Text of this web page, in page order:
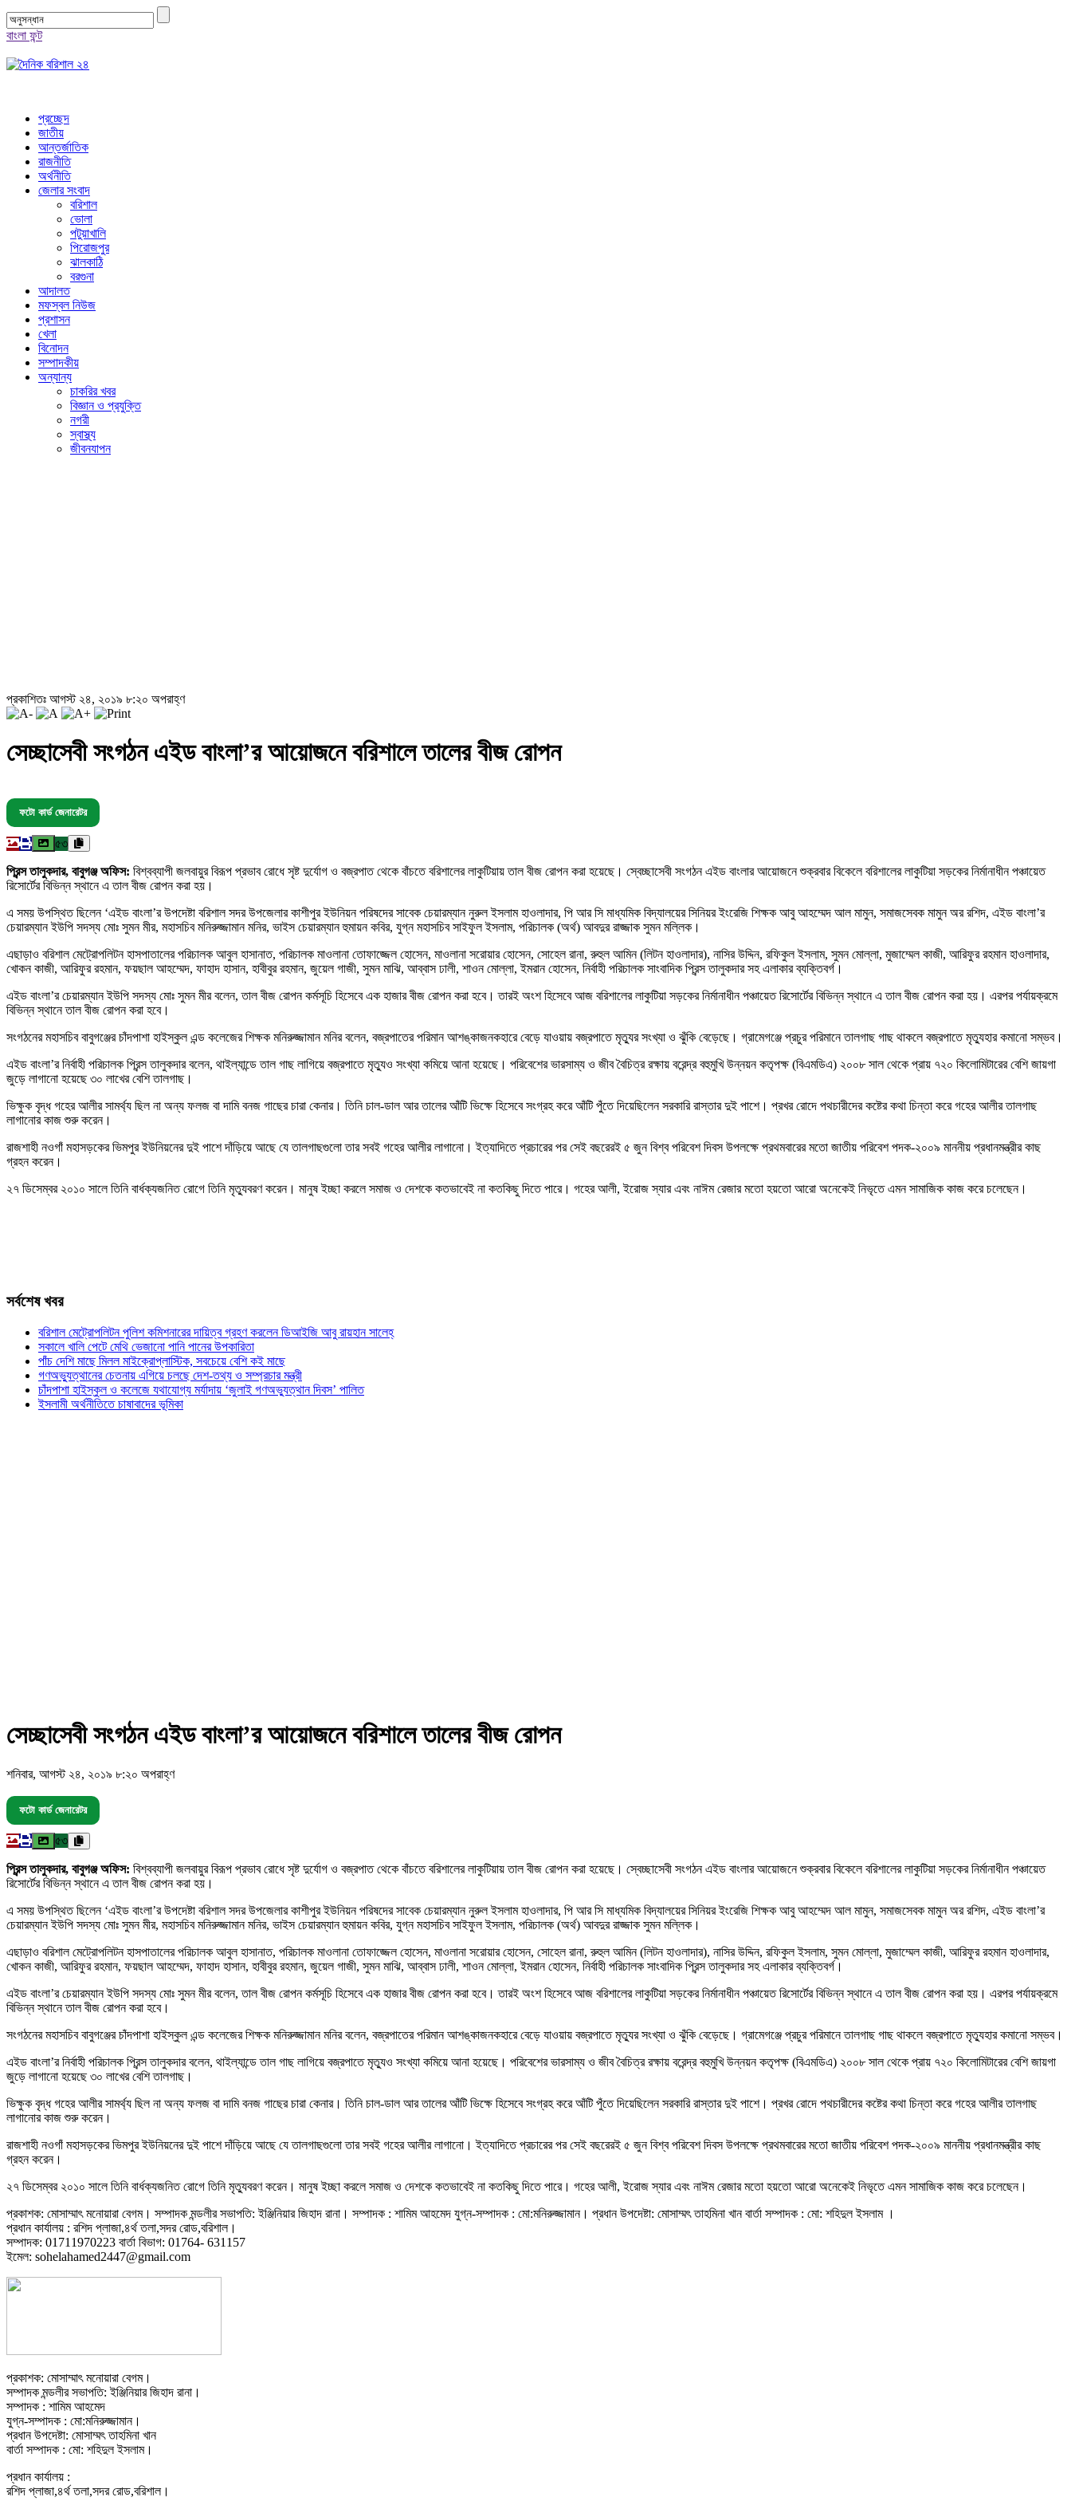
বাংলা ফন্ট
প্রচ্ছেদ
জাতীয়
আন্তর্জাতিক
রাজনীতি
অর্থনীতি
জেলার সংবাদ
বরিশাল
ভোলা
পটুয়াখালি
পিরোজপুর
ঝালকাঠি
বরগুনা
আদালত
মফস্বল নিউজ
প্রশাসন
খেলা
বিনোদন
সম্পাদকীয়
অন্যান্য
চাকরির খবর
বিজ্ঞান ও প্রযুক্তি
নগরী
স্বাস্থ্য
জীবনযাপন
প্রকাশিতঃ আগস্ট ২৪, ২০১৯ ৮:২০ অপরাহ্ণ
সেচ্ছাসেবী সংগঠন এইড বাংলা’র আয়োজনে বরিশালে তালের বীজ রোপন
ফটো কার্ড জেনারেটর
৫৩
প্রিন্স তালুকদার, বাবুগঞ্জ অফিস: বিশ্বব্যাপী জলবায়ুর বিরূপ প্রভাব রোধে সৃষ্ট দুর্যোগ ও বজ্রপাত থেকে বাঁচতে বরিশালের লাকুটিয়ায় তাল বীজ রোপন করা হয়েছে। স্বেচ্ছাসেবী সংগঠন এইড বাংলার আয়োজনে শুক্রবার বিকেলে বরিশালের লাকুটিয়া সড়কের নির্মানাধীন পঞ্চায়েত
রিসোর্টের বিভিন্ন স্থানে এ তাল বীজ রোপন করা হয়।
এ সময় উপস্থিত ছিলেন ‘এইড বাংলা’র উপদেষ্টা বরিশাল সদর উপজেলার কাশীপুর ইউনিয়ন পরিষদের সাবেক চেয়ারম্যান নুরুল ইসলাম হাওলাদার, পি আর সি মাধ্যমিক বিদ্যালয়ের সিনিয়র ইংরেজি শিক্ষক আবু আহম্মেদ আল মামুন, সমাজসেবক মামুন অর রশিদ, এইড বাংলা’র
চেয়ারম্যান ইউপি সদস্য মোঃ সুমন মীর, মহাসচিব মনিরুজ্জামান মনির, ভাইস চেয়ারম্যান হুমায়ন কবির, যুগ্ন মহাসচিব সাইফুল ইসলাম, পরিচালক (অর্থ) আবদুর রাজ্জাক সুমন মল্লিক।
এছাড়াও বরিশাল মেট্রোপলিটন হাসপাতালের পরিচালক আবুল হাসানাত, পরিচালক মাওলানা তোফাজ্জেল হোসেন, মাওলানা সরোয়ার হোসেন, সোহেল রানা, রুহুল আমিন (লিটন হাওলাদার), নাসির উদ্দিন, রফিকুল ইসলাম, সুমন মোল্লা, মুজাম্মেল কাজী, আরিফুর রহমান হাওলাদার,
খোকন কাজী, আরিফুর রহমান, ফয়ছাল আহম্মেদ, ফাহাদ হাসান, হাবীবুর রহমান, জুয়েল গাজী, সুমন মাঝি, আব্বাস ঢালী, শাওন মোল্লা, ইমরান হোসেন, নির্বাহী পরিচালক সাংবাদিক প্রিন্স তালুকদার সহ এলাকার ব্যক্তিবর্গ।
এইড বাংলা’র চেয়ারম্যান ইউপি সদস্য মোঃ সুমন মীর বলেন, তাল বীজ রোপন কর্মসূচি হিসেবে এক হাজার বীজ রোপন করা হবে। তারই অংশ হিসেবে আজ বরিশালের লাকুটিয়া সড়কের নির্মানাধীন পঞ্চায়েত রিসোর্টের বিভিন্ন স্থানে এ তাল বীজ রোপন করা হয়। এরপর পর্যায়ক্রমে
বিভিন্ন স্থানে তাল বীজ রোপন করা হবে।
সংগঠনের মহাসচিব বাবুগঞ্জের চাঁদপাশা হাইস্কুল এন্ড কলেজের শিক্ষক মনিরুজ্জামান মনির বলেন, বজ্রপাতের পরিমান আশঙ্কাজনকহারে বেড়ে যাওয়ায় বজ্রপাতে মৃত্যুর সংখ্যা ও ঝুঁকি বেড়েছে। গ্রামেগঞ্জে প্রচুর পরিমানে তালগাছ গাছ থাকলে বজ্রপাতে মৃত্যুহার কমানো সম্ভব।
এইড বাংলা’র নির্বাহী পরিচালক প্রিন্স তালুকদার বলেন, থাইল্যান্ডে তাল গাছ লাগিয়ে বজ্রপাতে মৃত্যুও সংখ্যা কমিয়ে আনা হয়েছে। পরিবেশের ভারসাম্য ও জীব বৈচিত্র রক্ষায় বরেন্দ্র বহুমুখি উন্নয়ন কতৃপক্ষ (বিএমডিএ) ২০০৮ সাল থেকে প্রায় ৭২০ কিলোমিটারের বেশি জায়গা
জুড়ে লাগানো হয়েছে ৩০ লাখের বেশি তালগাছ।
ভিক্ষুক বৃদ্ধ গহের আলীর সামর্থ্য ছিল না অন্য ফলজ বা দামি বনজ গাছের চারা কেনার। তিনি চাল-ডাল আর তালের আঁটি ভিক্ষে হিসেবে সংগ্রহ করে আঁটি পুঁতে দিয়েছিলেন সরকারি রাস্তার দুই পাশে। প্রখর রোদে পথচারীদের কষ্টের কথা চিন্তা করে গহের আলীর তালগাছ
লাগানোর কাজ শুরু করেন।
রাজশাহী নওগাঁ মহাসড়কের ভিমপুর ইউনিয়নের দুই পাশে দাঁড়িয়ে আছে যে তালগাছগুলো তার সবই গহের আলীর লাগানো। ইত্যাদিতে প্রচারের পর সেই বছরেরই ৫ জুন বিশ্ব পরিবেশ দিবস উপলক্ষে প্রথমবারের মতো জাতীয় পরিবেশ পদক-২০০৯ মাননীয় প্রধানমন্ত্রীর কাছ
গ্রহন করেন।
২৭ ডিসেম্বর ২০১০ সালে তিনি বার্ধক্যজনিত রোগে তিনি মৃত্যুবরণ করেন। মানুষ ইচ্ছা করলে সমাজ ও দেশকে কতভাবেই না কতকিছু দিতে পারে। গহের আলী, ইরোজ স্যার এবং নাঈম রেজার মতো হয়তো আরো অনেকেই নিভৃতে এমন সামাজিক কাজ করে চলেছেন।
সর্বশেষ খবর
বরিশাল মেট্রোপলিটন পুলিশ কমিশনারের দায়িত্ব গ্রহণ করলেন ডিআইজি আবু রায়হান সালেহ্
সকালে খালি পেটে মেথি ভেজানো পানি পানের উপকারিতা
পাঁচ দেশি মাছে মিলল মাইক্রোপ্লাস্টিক, সবচেয়ে বেশি কই মাছে
গণঅভ্যুত্থানের চেতনায় এগিয়ে চলছে দেশ-তথ্য ও সম্প্রচার মন্ত্রী
চাঁদপাশা হাইস্কুল ও কলেজে যথাযোগ্য মর্যাদায় ‘জুলাই গণঅভ্যুত্থান দিবস’ পালিত
ইসলামী অর্থনীতিতে চাষাবাদের ভূমিকা
সেচ্ছাসেবী সংগঠন এইড বাংলা’র আয়োজনে বরিশালে তালের বীজ রোপন
শনিবার, আগস্ট ২৪, ২০১৯ ৮:২০ অপরাহ্ণ
ফটো কার্ড জেনারেটর
৫৩
প্রিন্স তালুকদার, বাবুগঞ্জ অফিস: বিশ্বব্যাপী জলবায়ুর বিরূপ প্রভাব রোধে সৃষ্ট দুর্যোগ ও বজ্রপাত থেকে বাঁচতে বরিশালের লাকুটিয়ায় তাল বীজ রোপন করা হয়েছে। স্বেচ্ছাসেবী সংগঠন এইড বাংলার আয়োজনে শুক্রবার বিকেলে বরিশালের লাকুটিয়া সড়কের নির্মানাধীন পঞ্চায়েত
রিসোর্টের বিভিন্ন স্থানে এ তাল বীজ রোপন করা হয়।
এ সময় উপস্থিত ছিলেন ‘এইড বাংলা’র উপদেষ্টা বরিশাল সদর উপজেলার কাশীপুর ইউনিয়ন পরিষদের সাবেক চেয়ারম্যান নুরুল ইসলাম হাওলাদার, পি আর সি মাধ্যমিক বিদ্যালয়ের সিনিয়র ইংরেজি শিক্ষক আবু আহম্মেদ আল মামুন, সমাজসেবক মামুন অর রশিদ, এইড বাংলা’র
চেয়ারম্যান ইউপি সদস্য মোঃ সুমন মীর, মহাসচিব মনিরুজ্জামান মনির, ভাইস চেয়ারম্যান হুমায়ন কবির, যুগ্ন মহাসচিব সাইফুল ইসলাম, পরিচালক (অর্থ) আবদুর রাজ্জাক সুমন মল্লিক।
এছাড়াও বরিশাল মেট্রোপলিটন হাসপাতালের পরিচালক আবুল হাসানাত, পরিচালক মাওলানা তোফাজ্জেল হোসেন, মাওলানা সরোয়ার হোসেন, সোহেল রানা, রুহুল আমিন (লিটন হাওলাদার), নাসির উদ্দিন, রফিকুল ইসলাম, সুমন মোল্লা, মুজাম্মেল কাজী, আরিফুর রহমান হাওলাদার,
খোকন কাজী, আরিফুর রহমান, ফয়ছাল আহম্মেদ, ফাহাদ হাসান, হাবীবুর রহমান, জুয়েল গাজী, সুমন মাঝি, আব্বাস ঢালী, শাওন মোল্লা, ইমরান হোসেন, নির্বাহী পরিচালক সাংবাদিক প্রিন্স তালুকদার সহ এলাকার ব্যক্তিবর্গ।
এইড বাংলা’র চেয়ারম্যান ইউপি সদস্য মোঃ সুমন মীর বলেন, তাল বীজ রোপন কর্মসূচি হিসেবে এক হাজার বীজ রোপন করা হবে। তারই অংশ হিসেবে আজ বরিশালের লাকুটিয়া সড়কের নির্মানাধীন পঞ্চায়েত রিসোর্টের বিভিন্ন স্থানে এ তাল বীজ রোপন করা হয়। এরপর পর্যায়ক্রমে
বিভিন্ন স্থানে তাল বীজ রোপন করা হবে।
সংগঠনের মহাসচিব বাবুগঞ্জের চাঁদপাশা হাইস্কুল এন্ড কলেজের শিক্ষক মনিরুজ্জামান মনির বলেন, বজ্রপাতের পরিমান আশঙ্কাজনকহারে বেড়ে যাওয়ায় বজ্রপাতে মৃত্যুর সংখ্যা ও ঝুঁকি বেড়েছে। গ্রামেগঞ্জে প্রচুর পরিমানে তালগাছ গাছ থাকলে বজ্রপাতে মৃত্যুহার কমানো সম্ভব।
এইড বাংলা’র নির্বাহী পরিচালক প্রিন্স তালুকদার বলেন, থাইল্যান্ডে তাল গাছ লাগিয়ে বজ্রপাতে মৃত্যুও সংখ্যা কমিয়ে আনা হয়েছে। পরিবেশের ভারসাম্য ও জীব বৈচিত্র রক্ষায় বরেন্দ্র বহুমুখি উন্নয়ন কতৃপক্ষ (বিএমডিএ) ২০০৮ সাল থেকে প্রায় ৭২০ কিলোমিটারের বেশি জায়গা
জুড়ে লাগানো হয়েছে ৩০ লাখের বেশি তালগাছ।
ভিক্ষুক বৃদ্ধ গহের আলীর সামর্থ্য ছিল না অন্য ফলজ বা দামি বনজ গাছের চারা কেনার। তিনি চাল-ডাল আর তালের আঁটি ভিক্ষে হিসেবে সংগ্রহ করে আঁটি পুঁতে দিয়েছিলেন সরকারি রাস্তার দুই পাশে। প্রখর রোদে পথচারীদের কষ্টের কথা চিন্তা করে গহের আলীর তালগাছ
লাগানোর কাজ শুরু করেন।
রাজশাহী নওগাঁ মহাসড়কের ভিমপুর ইউনিয়নের দুই পাশে দাঁড়িয়ে আছে যে তালগাছগুলো তার সবই গহের আলীর লাগানো। ইত্যাদিতে প্রচারের পর সেই বছরেরই ৫ জুন বিশ্ব পরিবেশ দিবস উপলক্ষে প্রথমবারের মতো জাতীয় পরিবেশ পদক-২০০৯ মাননীয় প্রধানমন্ত্রীর কাছ
গ্রহন করেন।
২৭ ডিসেম্বর ২০১০ সালে তিনি বার্ধক্যজনিত রোগে তিনি মৃত্যুবরণ করেন। মানুষ ইচ্ছা করলে সমাজ ও দেশকে কতভাবেই না কতকিছু দিতে পারে। গহের আলী, ইরোজ স্যার এবং নাঈম রেজার মতো হয়তো আরো অনেকেই নিভৃতে এমন সামাজিক কাজ করে চলেছেন।
প্রকাশক: মোসাম্মাৎ মনোয়ারা বেগম। সম্পাদক মন্ডলীর সভাপতি: ইঞ্জিনিয়ার জিহাদ রানা। সম্পাদক : শামিম আহমেদ যুগ্ন-সম্পাদক : মো:মনিরুজ্জামান। প্রধান উপদেষ্টা: মোসাম্মৎ তাহমিনা খান বার্তা সম্পাদক : মো: শহিদুল ইসলাম ।
প্রধান কার্যালয় : রশিদ প্লাজা,৪র্থ তলা,সদর রোড,বরিশাল।
সম্পাদক: 01711970223 বার্তা বিভাগ: 01764- 631157
ইমেল: sohelahamed2447@gmail.com
প্রকাশক: মোসাম্মাৎ মনোয়ারা বেগম।
সম্পাদক মন্ডলীর সভাপতি: ইঞ্জিনিয়ার জিহাদ রানা।
সম্পাদক : শামিম আহমেদ
যুগ্ন-সম্পাদক : মো:মনিরুজ্জামান।
প্রধান উপদেষ্টা: মোসাম্মৎ তাহমিনা খান
বার্তা সম্পাদক : মো: শহিদুল ইসলাম।
প্রধান কার্যালয় :
রশিদ প্লাজা,৪র্থ তলা,সদর রোড,বরিশাল।